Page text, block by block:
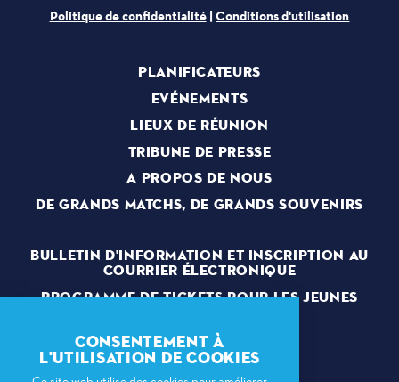
Politique de confidentialité|Conditions d'utilisation
PLANIFICATEURS
EVÉNEMENTS
LIEUX DE RÉUNION
TRIBUNE DE PRESSE
A PROPOS DE NOUS
DE GRANDS MATCHS, DE GRANDS SOUVENIRS
BULLETIN D'INFORMATION ET INSCRIPTION AU
COURRIER ÉLECTRONIQUE
PROGRAMME DE TICKETS POUR LES JEUNES
VOLONTAIRES
CONSENTEMENT À
L'UTILISATION DE COOKIES